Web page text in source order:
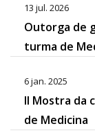
13 jul. 2026
Outorga de
turma de
6 jan. 2025
II Mostra da
de Medicina